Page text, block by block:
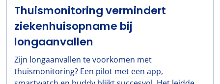
Thuismonitoring vermindert
ziekenhuisopname bij
longaanvallen
Zijn longaanvallen te voorkomen met
thuismonitoring? Een pilot met een app,